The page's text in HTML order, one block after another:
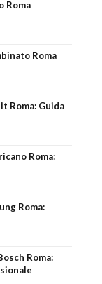
Roma
Roma
Roma: Guida
Roma:
Roma:
Roma: